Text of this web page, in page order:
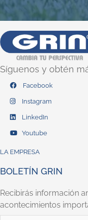
Síguenos y obtén
Facebook
Instagram
LinkedIn
Youtube
LA EMPRESA
BOLETÍN GRIN
Recibirás información
acontecimientos